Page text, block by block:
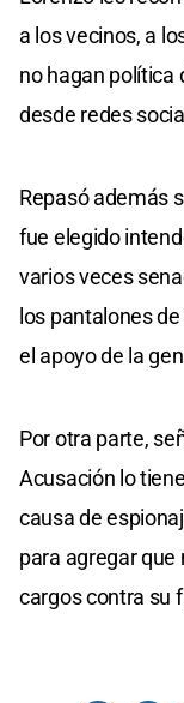
a los vecinos, a
no hagan política
desde redes
Repasó además
fue elegido
varios veces
los pantalones
el apoyo de la
Por otra parte,
Acusación lo
causa de
para agregar
cargos contra su